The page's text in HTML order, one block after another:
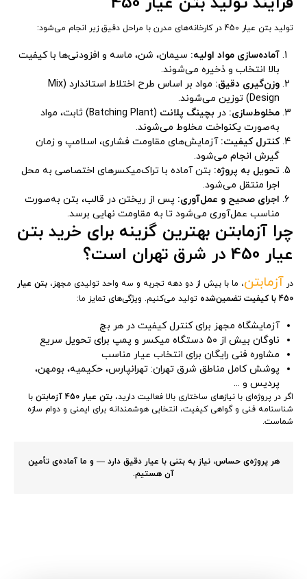
تولید بتن عیار 450 در کارخانه‌های مدرن با مراحل دقیق زیر انجام می‌شود:
آماده‌سازی مواد اولیه: سیمان، شن، ماسه و افزودنی‌ها با کیفیت
بالا انتخاب و ذخیره می‌شوند.
وزن‌گیری دقیق:
مواد بر اساس طرح اختلاط استاندارد (Mix
Design) توزین می‌شوند.
مخلوط‌سازی: در بچینگ پلانت
(Batching Plant) ثابت، مواد
به‌صورت یکنواخت مخلوط می‌شوند.
کنترل کیفیت: آزمایش‌های مقاومت فشاری، اسلامپ و زمان
گیرش انجام می‌شود.
تحویل به پروژه: بتن آماده با تراک‌میکسرهای اختصاصی به محل
اجرا منتقل می‌شود.
اجرای صحیح و عمل‌آوری: پس از ریختن در قالب، بتن به‌صورت
مناسب عمل‌آوری می‌شود تا به مقاومت نهایی برسد.
چرا آزمابتن بهترین گزینه برای خرید بتن
عیار 450 در شرق تهران است؟
در آزمابتن، ما با بیش از دو دهه تجربه و سه واحد تولیدی مجهز، بتن عیار
450 با کیفیت تضمین‌شده
تولید می‌کنیم. ویژگی‌های تمایز ما:
آزمایشگاه مجهز برای کنترل کیفیت در هر بچ
ناوگان بیش از ۵۰ دستگاه میکسر و پمپ برای تحویل سریع
مشاوره فنی رایگان برای انتخاب عیار مناسب
پوشش کامل مناطق شرق تهران: تهرانپارس، حکیمیه، بومهن،
پردیس و ...
اگر در پروژه‌ای با نیازهای ساختاری بالا فعالیت دارید، بتن عیار 450 آزمابتن
با
شناسنامه فنی و گواهی کیفیت، انتخابی هوشمندانه برای ایمنی و دوام سازه
شماست.
هر پروژه‌ی حساس، نیاز به بتنی با عیار دقیق دارد — و ما آماده‌ی تأمین
آن هستیم.